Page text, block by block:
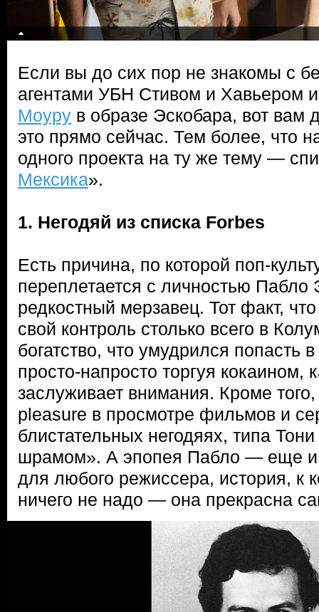
Если вы до сих пор не знакомы с
агентами УБН Стивом и Хавьером
Моуру в образе Эскобара, вот вам
это прямо сейчас. Тем более, что
одного проекта на ту же тему —
Мексика».
1. Негодяй из списка Forbes
Есть причина, по которой поп-
переплетается с личностью Пабло
редкостный мерзавец. Тот факт,
свой контроль столько всего в
богатство, что умудрился попасть
просто-напросто торгуя кокаином,
заслуживает внимания. Кроме
pleasure в просмотре фильмов и
блистательных негодяях, типа
шрамом». А эпопея Пабло — еще и
для любого режиссера, история, к
ничего не надо — она прекрасна